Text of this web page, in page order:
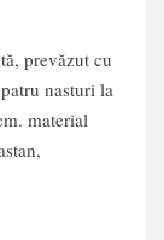
prevăzut cu
nasturi la
material